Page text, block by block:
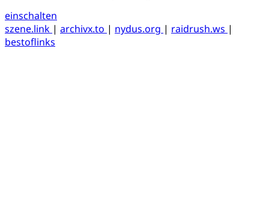
einschalten
szene.link | archivx.to | nydus.org | raidrush.ws |
bestoflinks